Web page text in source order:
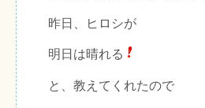
昨日、ヒロシが
明日は晴れる
と、教えてくれたので